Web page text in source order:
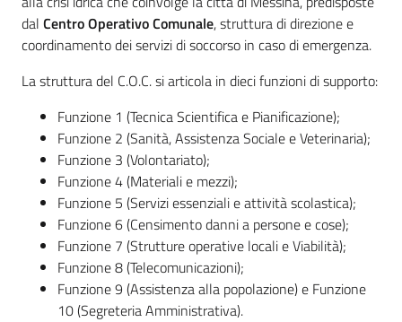
dal Centro Operativo Comunale, struttura di direzione e
coordinamento dei servizi di soccorso in caso di emergenza.
La struttura del C.O.C. si articola in dieci funzioni di supporto:
Funzione 1 (Tecnica Scientifica e Pianificazione);
Funzione 2 (Sanità, Assistenza Sociale e Veterinaria);
Funzione 3 (Volontariato);
Funzione 4 (Materiali e mezzi);
Funzione 5 (Servizi essenziali e attività scolastica);
Funzione 6 (Censimento danni a persone e cose);
Funzione 7 (Strutture operative locali e Viabilità);
Funzione 8 (Telecomunicazioni);
Funzione 9 (Assistenza alla popolazione) e Funzione
10 (Segreteria Amministrativa).